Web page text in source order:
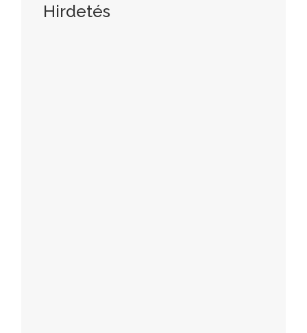
Hirdetés